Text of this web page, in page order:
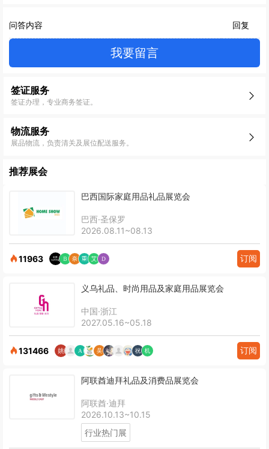
问答内容 回复
我要留言
签证服务
签证办理，专业商务签证。
物流服务
展品物流，负责清关及展位配送服务。
推荐展会
巴西国际家庭用品礼品展览会
巴西·圣保罗
2026.08.11~08.13
11963 订阅
义乌礼品、时尚用品及家庭用品展览会
中国·浙江
2027.05.16~05.18
131466 订阅
阿联酋迪拜礼品及消费品展览会
阿联酋·迪拜
2026.10.13~10.15
行业热门展